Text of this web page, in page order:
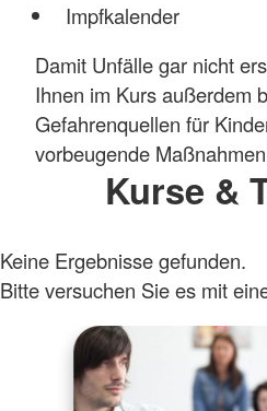
Impfkalender
Damit Unfälle gar nicht
Ihnen im Kurs außerdem
Gefahrenquellen für
vorbeugende
Kurse &
Keine Ergebnisse gefunden.
Bitte versuchen Sie es mit